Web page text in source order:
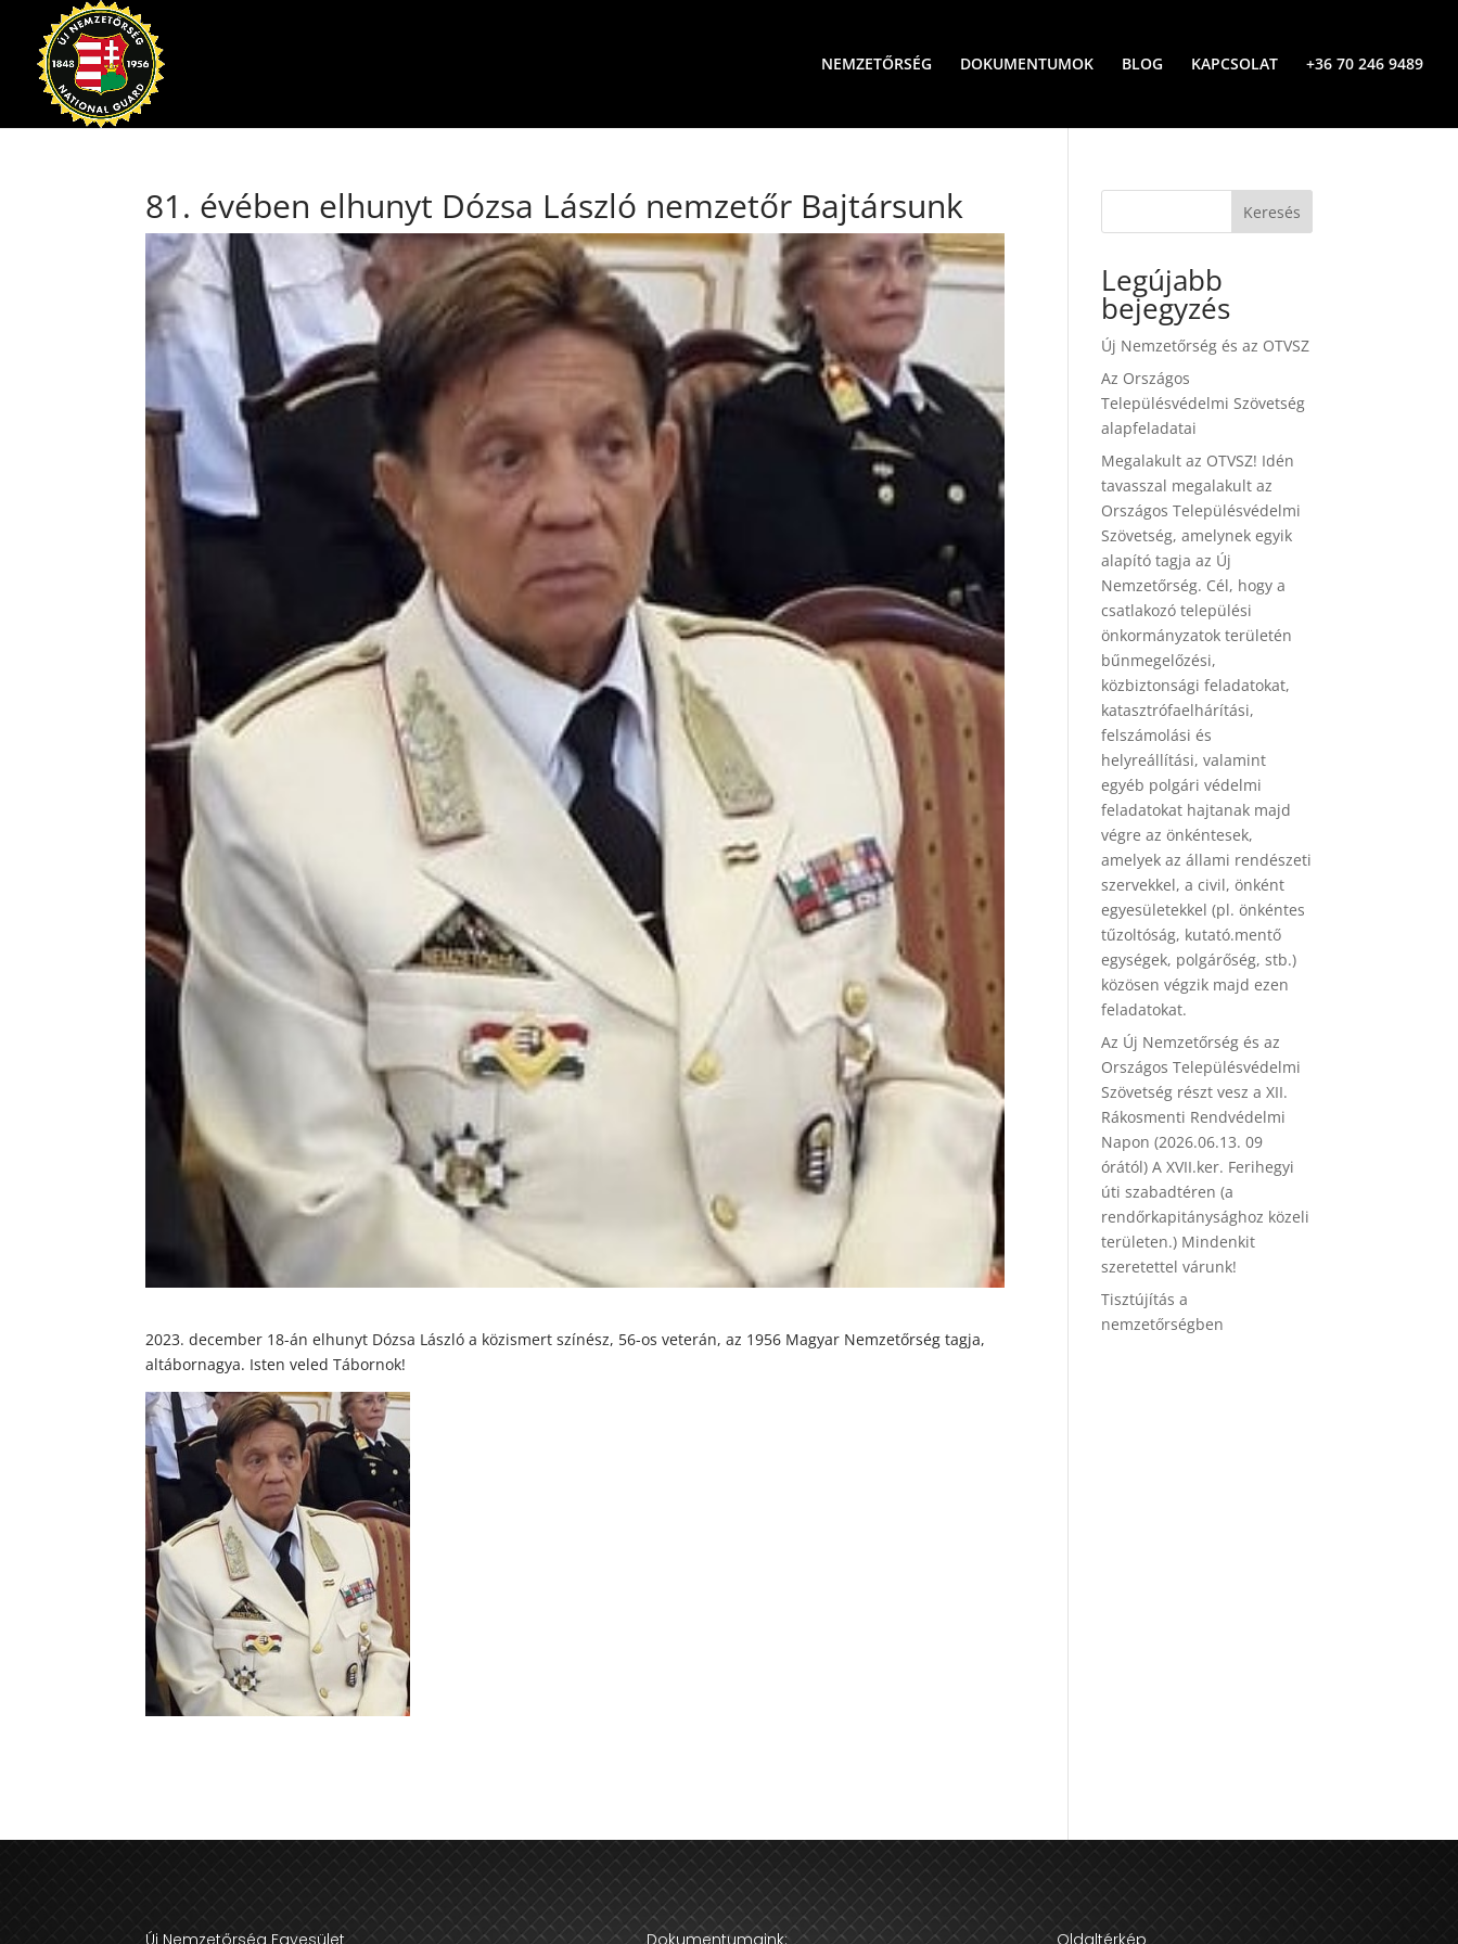
NEMZETŐRSÉG DOKUMENTUMOK BLOG KAPCSOLAT +36 70 246 9489
81. évében elhunyt Dózsa László nemzetőr Bajtársunk
2023. december 18-án elhunyt Dózsa László a közismert színész, 56-os veterán, az 1956 Magyar Nemzetőrség tagja,
altábornagya. Isten veled Tábornok!
Keresés
Legújabb
bejegyzés
Új Nemzetőrség és az OTVSZ
Az Országos
Településvédelmi Szövetség
alapfeladatai
Megalakult az OTVSZ! Idén
tavasszal megalakult az
Országos Településvédelmi
Szövetség, amelynek egyik
alapító tagja az Új
Nemzetőrség. Cél, hogy a
csatlakozó települési
önkormányzatok területén
bűnmegelőzési,
közbiztonsági feladatokat,
katasztrófaelhárítási,
felszámolási és
helyreállítási, valamint
egyéb polgári védelmi
feladatokat hajtanak majd
végre az önkéntesek,
amelyek az állami rendészeti
szervekkel, a civil, önként
egyesületekkel (pl. önkéntes
tűzoltóság, kutató.mentő
egységek, polgárőség, stb.)
közösen végzik majd ezen
feladatokat.
Az Új Nemzetőrség és az
Országos Településvédelmi
Szövetség részt vesz a XII.
Rákosmenti Rendvédelmi
Napon (2026.06.13. 09
órától) A XVII.ker. Ferihegyi
úti szabadtéren (a
rendőrkapitánysághoz közeli
területen.) Mindenkit
szeretettel várunk!
Tisztújítás a
nemzetőrségben
Új Nemzetőrség Egyesület Dokumentumaink: Oldaltérkép